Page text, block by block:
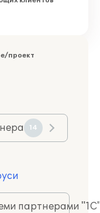
проект
14
партнерами